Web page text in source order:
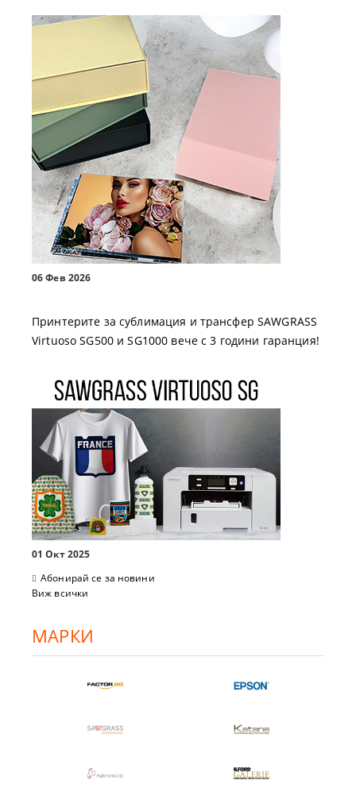
06 Фев 2026
Принтерите за сублимация и трансфер SAWGRASS
Virtuoso SG500 и SG1000 вече с 3 години гаранция!
01 Окт 2025
Абонирай се за новини
Виж всички
МАРКИ